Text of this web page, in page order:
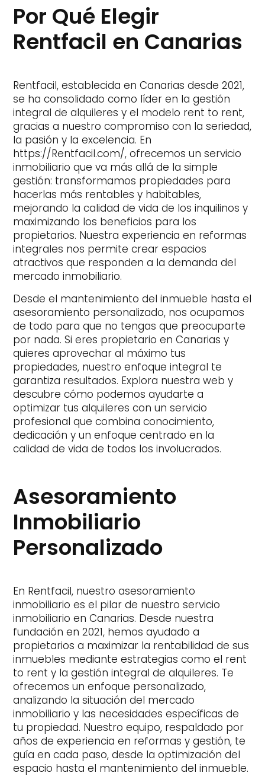
Por Qué Elegir
Rentfacil en Canarias
Rentfacil, establecida en Canarias desde 2021,
se ha consolidado como líder en la gestión
integral de alquileres y el modelo rent to rent,
gracias a nuestro compromiso con la seriedad,
la pasión y la excelencia. En
https://Rentfacil.com/, ofrecemos un servicio
inmobiliario que va más allá de la simple
gestión: transformamos propiedades para
hacerlas más rentables y habitables,
mejorando la calidad de vida de los inquilinos y
maximizando los beneficios para los
propietarios. Nuestra experiencia en reformas
integrales nos permite crear espacios
atractivos que responden a la demanda del
mercado inmobiliario.
Desde el mantenimiento del inmueble hasta el
asesoramiento personalizado, nos ocupamos
de todo para que no tengas que preocuparte
por nada. Si eres propietario en Canarias y
quieres aprovechar al máximo tus
propiedades, nuestro enfoque integral te
garantiza resultados. Explora nuestra web y
descubre cómo podemos ayudarte a
optimizar tus alquileres con un servicio
profesional que combina conocimiento,
dedicación y un enfoque centrado en la
calidad de vida de todos los involucrados.
Asesoramiento
Inmobiliario
Personalizado
En Rentfacil, nuestro asesoramiento
inmobiliario es el pilar de nuestro servicio
inmobiliario en Canarias. Desde nuestra
fundación en 2021, hemos ayudado a
propietarios a maximizar la rentabilidad de sus
inmuebles mediante estrategias como el rent
to rent y la gestión integral de alquileres. Te
ofrecemos un enfoque personalizado,
analizando la situación del mercado
inmobiliario y las necesidades específicas de
tu propiedad. Nuestro equipo, respaldado por
años de experiencia en reformas y gestión, te
guía en cada paso, desde la optimización del
espacio hasta el mantenimiento del inmueble.